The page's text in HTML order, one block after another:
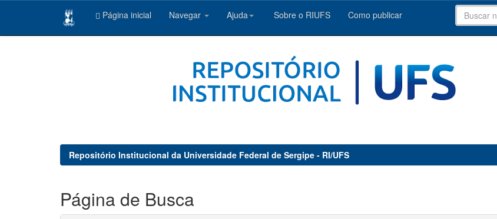
Página inicial Navegar Ajuda Sobre o RIUFS Como publicar
Repositório Institucional da Universidade Federal de Sergipe - RI/UFS
Página de Busca